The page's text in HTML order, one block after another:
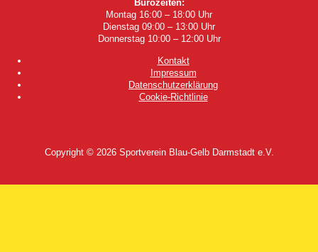
Bürozeiten:
Montag 16:00 – 18:00 Uhr
Dienstag 09:00 – 13:00 Uhr
Donnerstag 10:00 – 12:00 Uhr
Kontakt
Impressum
Datenschutzerklärung
Cookie-Richtlinie
Copyright © 2026 Sportverein Blau-Gelb Darmstadt e.V.